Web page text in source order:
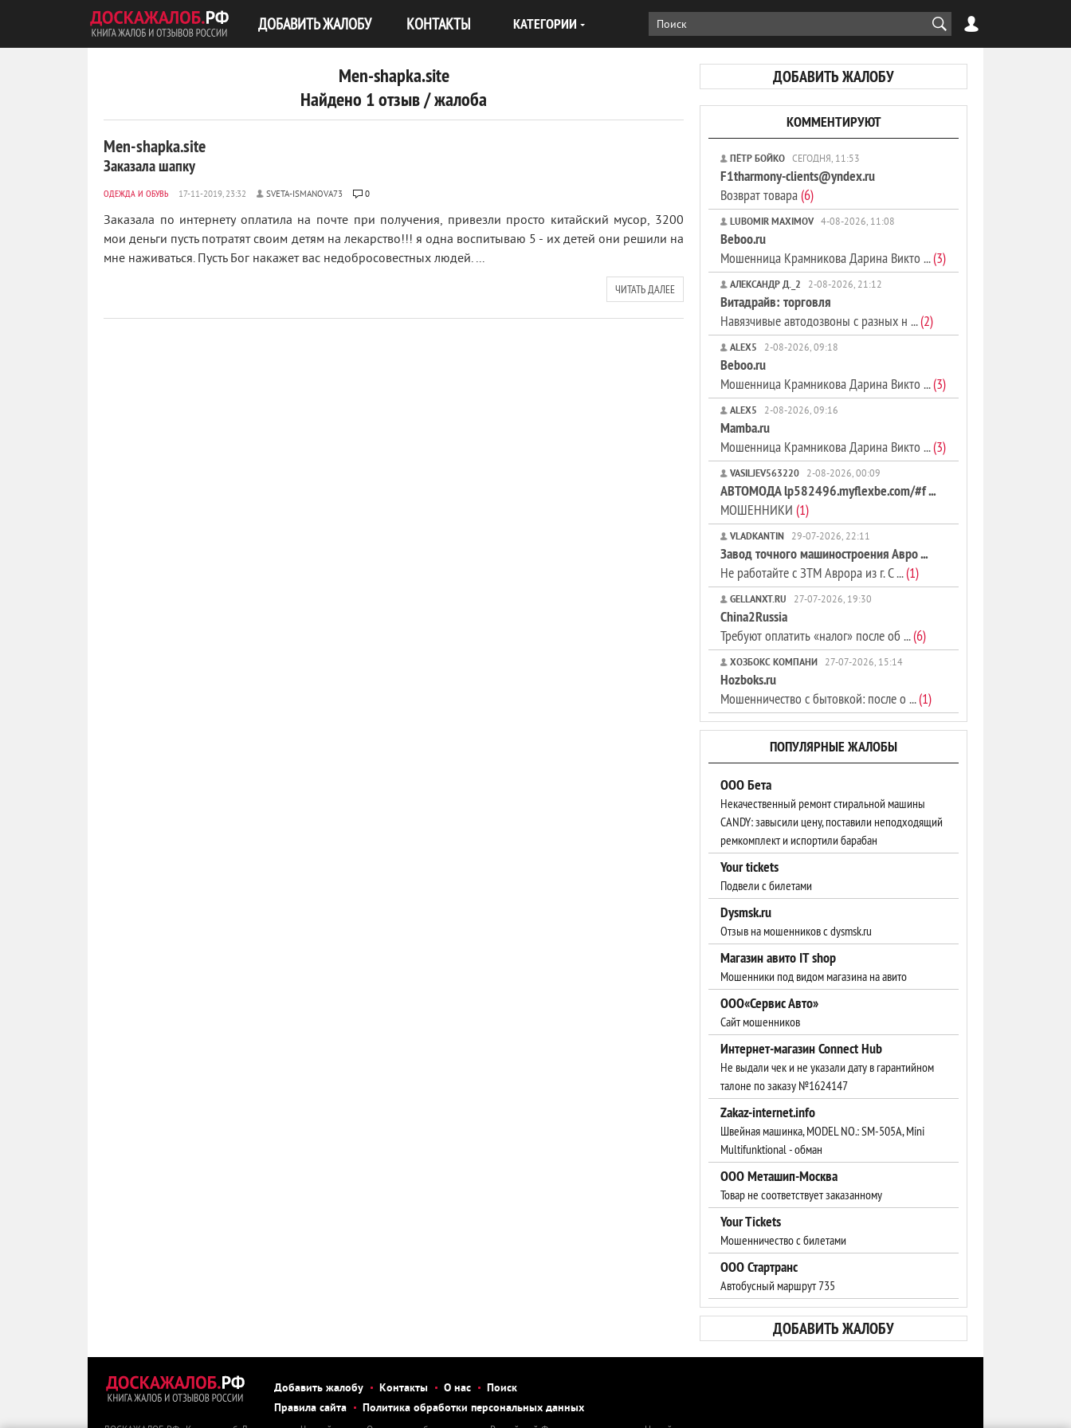
ДОБАВИТЬ ЖАЛОБУ КОНТАКТЫ КАТЕГОРИИ
ДОБАВИТЬ ЖАЛОБУ
Men-shapka.site
Найдено 1 отзыв / жалоба
Men-shapka.site
Заказала шапку
ОДЕЖДА И ОБУВЬ SVETA-ISMANOVA73 0
Заказала по интернету оплатила на почте при получения, привезли просто китайский мусор, 3200
мои деньги пусть потратят своим детям на лекарство!!! я одна воспитываю 5 - их детей они решили на
мне наживаться. Пусть Бог накажет вас недобросовестных людей. ...
ЧИТАТЬ ДАЛЕЕ
КОММЕНТИРУЮТ
ПЁТР БОЙКО СЕГОДНЯ, 11:53
F1tharmony-clients@yndex.ru
Возврат товара(6)
LUBOMIR MAXIMOV 4-08-2026, 11:08
Beboo.ru
Мошенница Крамникова Дарина Викто ...(3)
АЛЕКСАНДР Д._2 2-08-2026, 21:12
Витадрайв: торговля
Навязчивые автодозвоны с разных н ...(2)
ALEX5 2-08-2026, 09:18
Beboo.ru
Мошенница Крамникова Дарина Викто ...(3)
ALEX5 2-08-2026, 09:16
Mamba.ru
Мошенница Крамникова Дарина Викто ...(3)
VASILJEV563220 2-08-2026, 00:09
АВТОМОДА lp582496.myflexbe.com/#f ...
МОШЕННИКИ (1)
VLADKANTIN 29-07-2026, 22:11
Завод точного машиностроения Авро ...
Не работайте с ЗТМ Аврора из г. С ...(1)
GELLANXT.RU 27-07-2026, 19:30
China2Russia
Требуют оплатить «налог» после об ...(6)
ХОЗБОКС КОМПАНИ 27-07-2026, 15:14
Hozboks.ru
Мошенничество с бытовкой: после о ...(1)
ПОПУЛЯРНЫЕ ЖАЛОБЫ
ООО Бета
Некачественный ремонт стиральной машины
CANDY: завысили цену, поставили неподходящий
ремкомплект и испортили барабан
Your tickets
Подвели с билетами
Dysmsk.ru
Отзыв на мошенников с dysmsk.ru
Магазин авито IT shop
Мошенники под видом магазина на авито
ООО«Сервис Авто»
Сайт мошенников
Интернет-магазин Connect Hub
Не выдали чек и не указали дату в гарантийном
талоне по заказу №1624147
Zakaz-internet.info
Швейная машинка, MODEL NO.: SM-505A, Mini
Multifunktional - обман
ООО Меташип-Москва
Товар не соответствует заказанному
Your Tickets
Мошенничество с билетами
ООО Стартранс
Автобусный маршрут 735
ДОБАВИТЬ ЖАЛОБУ
Добавить жалобу Контакты О нас
Поиск
Правила сайта
Политика обработки персональных данных